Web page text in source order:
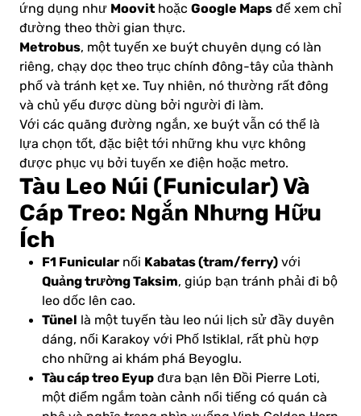
ứng dụng như Moovit hoặc Google Maps để xem chỉ
đường theo thời gian thực.
Metrobus, một tuyến xe buýt chuyên dụng có làn
riêng, chạy dọc theo trục chính đông-tây của thành
phố và tránh kẹt xe. Tuy nhiên, nó thường rất đông
và chủ yếu được dùng bởi người đi làm.
Với các quãng đường ngắn, xe buýt vẫn có thể là
lựa chọn tốt, đặc biệt tới những khu vực không
được phục vụ bởi tuyến xe điện hoặc metro.
Tàu Leo Núi (Funicular) Và
Cáp Treo: Ngắn Nhưng Hữu
Ích
F1 Funicular nối Kabatas (tram/ferry) với
Quảng trường Taksim, giúp bạn tránh phải đi bộ
leo dốc lên cao.
Tünel là một tuyến tàu leo núi lịch sử đầy duyên
dáng, nối Karakoy với Phố Istiklal, rất phù hợp
cho những ai khám phá Beyoglu.
Tàu cáp treo Eyup đưa bạn lên Đồi Pierre Loti,
một điểm ngắm toàn cảnh nổi tiếng có quán cà